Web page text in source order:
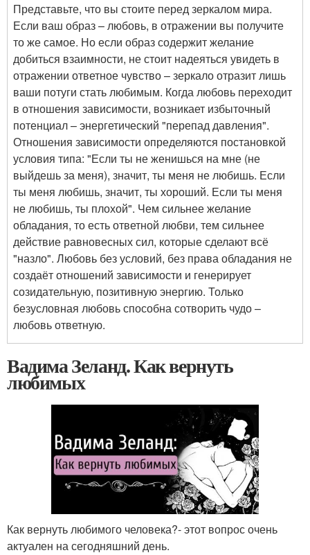
Представьте, что вы стоите перед зеркалом мира.
Если ваш образ – любовь, в отражении вы получите
то же самое. Но если образ содержит желание
добиться взаимности, не стоит надеяться увидеть в
отражении ответное чувство – зеркало отразит лишь
ваши потуги стать любимым. Когда любовь переходит
в отношения зависимости, возникает избыточный
потенциал – энергетический "перепад давления".
Отношения зависимости определяются постановкой
условия типа: "Если ты не женишься на мне (не
выйдешь за меня), значит, ты меня не любишь. Если
ты меня любишь, значит, ты хороший. Если ты меня
не любишь, ты плохой". Чем сильнее желание
обладания, то есть ответной любви, тем сильнее
действие равновесных сил, которые сделают всё
"назло". Любовь без условий, без права обладания не
создаёт отношений зависимости и генерирует
созидательную, позитивную энергию. Только
безусловная любовь способна сотворить чудо –
любовь ответную.
Вадима Зеланд. Как вернуть
любимых
Как вернуть любимого человека?- этот вопрос очень
актуален на сегодняшний день.